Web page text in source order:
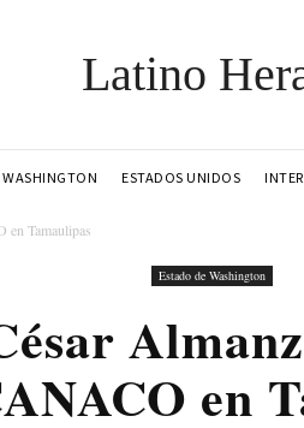
Latino
WASHINGTON ESTADOS UNIDOS
en Tamaulipas
Estado de Washington
en